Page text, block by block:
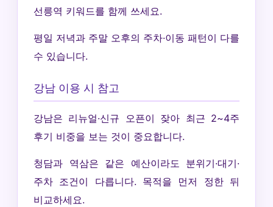
선릉역 키워드를 함께 쓰세요.
평일 저녁과 주말 오후의 주차·이동 패턴이 다를
수 있습니다.
강남 이용 시 참고
강남은 리뉴얼·신규 오픈이 잦아 최근 2~4주
후기 비중을 보는 것이 중요합니다.
청담과 역삼은 같은 예산이라도 분위기·대기·
주차 조건이 다릅니다. 목적을 먼저 정한 뒤
비교하세요.